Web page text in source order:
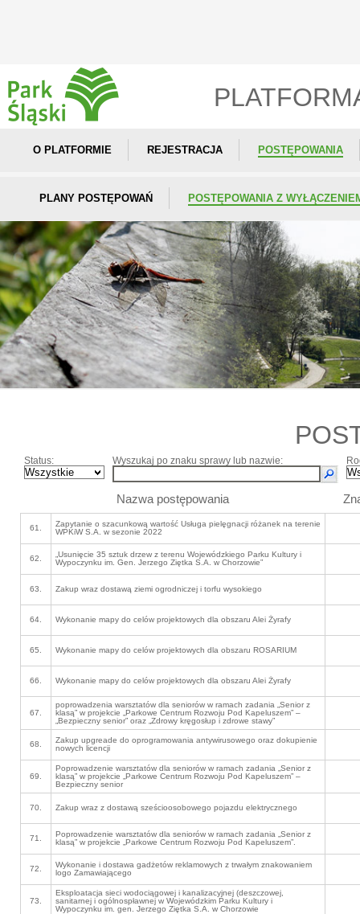
O PLATFORMIE REJESTRACJA POSTĘPOWANIA
PLANY POSTĘPOWAŃ POSTĘPOWANIA Z
Status: Wyszukaj po znaku sprawy lub nazwie:
Nazwa postępowania
61.
Zapytanie o szacunkową wartość Usługa pielęgnacji różanek na terenie
WPKiW S.A. w sezonie 2022
62.
„Usunięcie 35 sztuk drzew z terenu Wojewódzkiego Parku Kultury i
Wypoczynku im. Gen. Jerzego Ziętka S.A. w Chorzowie”
63. Zakup wraz dostawą ziemi ogrodniczej i torfu wysokiego
64. Wykonanie mapy do celów projektowych dla obszaru Alei Żyrafy
65. Wykonanie mapy do celów projektowych dla obszaru ROSARIUM
66. Wykonanie mapy do celów projektowych dla obszaru Alei Żyrafy
67.
poprowadzenia warsztatów dla seniorów w ramach zadania „Senior z
klasą” w projekcie „Parkowe Centrum Rozwoju Pod Kapeluszem” –
„Bezpieczny senior” oraz „Zdrowy kręgosłup i zdrowe stawy”
68.
Zakup upgreade do oprogramowania antywirusowego oraz dokupienie
nowych licencji
69.
Poprowadzenie warsztatów dla seniorów w ramach zadania „Senior z
klasą” w projekcie „Parkowe Centrum Rozwoju Pod Kapeluszem” –
Bezpieczny senior
70. Zakup wraz z dostawą sześcioosobowego pojazdu elektrycznego
71.
Poprowadzenie warsztatów dla seniorów w ramach zadania „Senior z
klasą” w projekcie „Parkowe Centrum Rozwoju Pod Kapeluszem”.
72.
Wykonanie i dostawa gadżetów reklamowych z trwałym znakowaniem
logo Zamawiającego
73.
Eksploatacja sieci wodociągowej i kanalizacyjnej (deszczowej,
sanitarnej i ogólnospławnej w Wojewódzkim Parku Kultury i
Wypoczynku im. gen. Jerzego Ziętka S.A. w Chorzowie